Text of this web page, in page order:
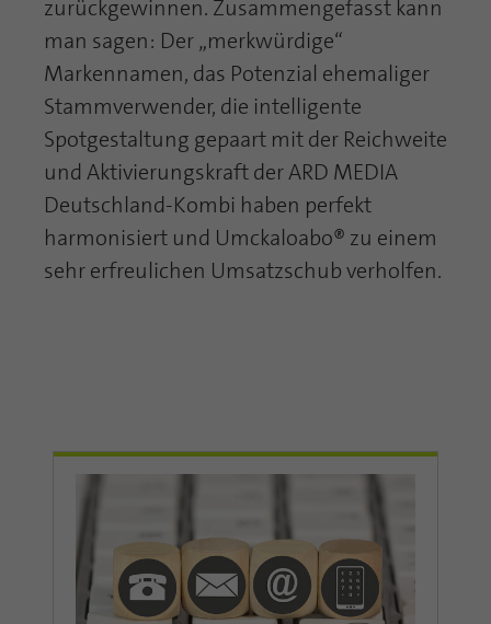
zurückgewinnen. Zusammengefasst kann
man sagen: Der „merkwürdige“
Markennamen, das Potenzial ehemaliger
Stammverwender, die intelligente
Spotgestaltung gepaart mit der Reichweite
und Aktivierungskraft der ARD MEDIA
Deutschland-Kombi haben perfekt
harmonisiert und Umckaloabo® zu einem
sehr erfreulichen Umsatzschub verholfen.